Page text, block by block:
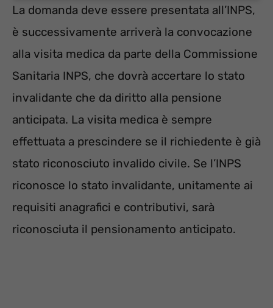
La domanda deve essere presentata all’INPS,
è successivamente arriverà la convocazione
alla visita medica da parte della Commissione
Sanitaria INPS, che dovrà accertare lo stato
invalidante che da diritto alla pensione
anticipata. La visita medica è sempre
effettuata a prescindere se il richiedente è già
stato riconosciuto invalido civile. Se l’INPS
riconosce lo stato invalidante, unitamente ai
requisiti anagrafici e contributivi, sarà
riconosciuta il pensionamento anticipato.